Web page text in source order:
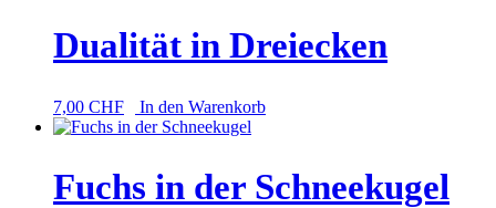
Dualität in Dreiecken
7,00 CHF In den Warenkorb
Fuchs in der Schneekugel